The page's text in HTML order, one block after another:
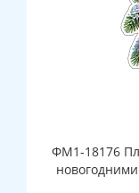
ФМ1-18176